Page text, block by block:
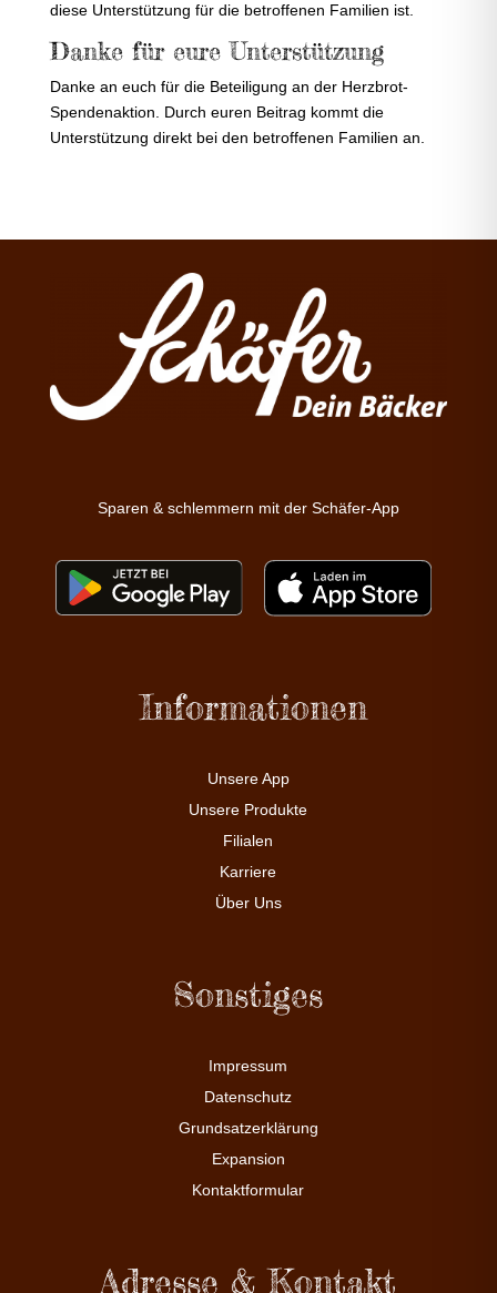
diese Unterstützung für die betroffenen Familien ist.
Danke für eure Unterstützung
Danke an euch für die Beteiligung an der Herzbrot-
Spendenaktion. Durch euren Beitrag kommt die
Unterstützung direkt bei den betroffenen Familien an.
Sparen & schlemmern mit der Schäfer-App
Informationen
Unsere App
Unsere Produkte
Filialen
Karriere
Über Uns
Sonstiges
Impressum
Datenschutz
Grundsatzerklärung
Expansion
Kontaktformular
Adresse & Kontakt